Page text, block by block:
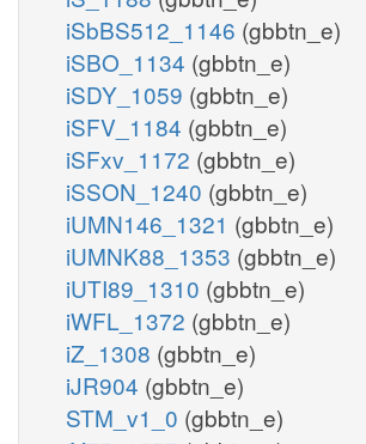
iSbBS512_1146 (gbbtn_e)
iSBO_1134 (gbbtn_e)
iSDY_1059 (gbbtn_e)
iSFV_1184 (gbbtn_e)
iSFxv_1172 (gbbtn_e)
iSSON_1240 (gbbtn_e)
iUMN146_1321 (gbbtn_e)
iUMNK88_1353 (gbbtn_e)
iUTI89_1310 (gbbtn_e)
iWFL_1372 (gbbtn_e)
iZ_1308 (gbbtn_e)
iJR904 (gbbtn_e)
STM_v1_0 (gbbtn_e)